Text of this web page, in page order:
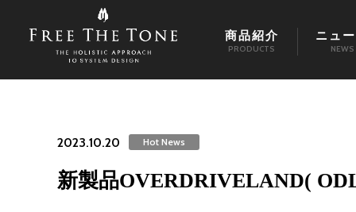
商品紹介
PRODUCTS
ニュ
NEWS
2023.10.20 Hot News
新製品OVERDRIVELAND(